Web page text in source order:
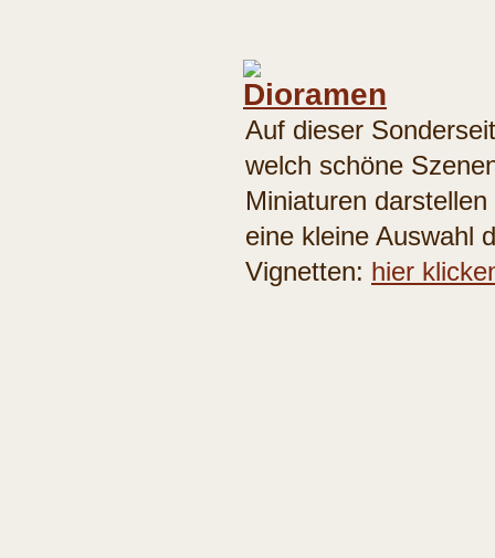
Auf dieser
welch schöne
Miniaturen
eine kleine Auswahl
Vignetten: hier